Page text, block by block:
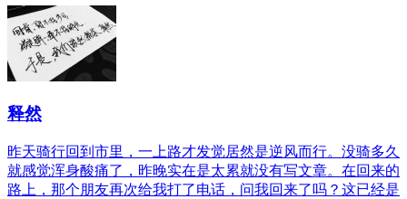
释然
昨天骑行回到市里，一上路才发觉居然是逆风而行。没骑多久
就感觉浑身酸痛了，昨晚实在是太累就没有写文章。在回来的
路上，那个朋友再次给我打了电话，问我回来了吗？这已经是